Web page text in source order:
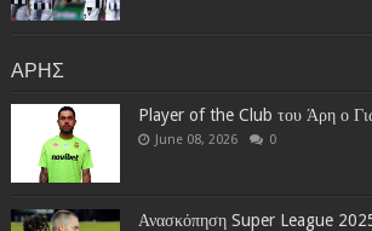
ΑΡΗΣ
Player of the Club του Άρη ο
June 08, 2026 0
Ανασκόπηση Super League